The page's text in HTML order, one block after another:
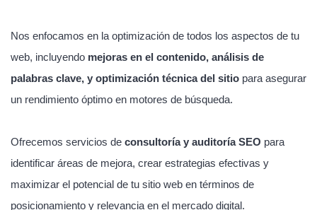
Nos enfocamos en la optimización de todos los aspectos de tu
web, incluyendo mejoras en el contenido, análisis de
palabras clave, y optimización técnica del sitio para asegurar
un rendimiento óptimo en motores de búsqueda.
Ofrecemos servicios de consultoría y auditoría SEO para
identificar áreas de mejora, crear estrategias efectivas y
maximizar el potencial de tu sitio web en términos de
posicionamiento y relevancia en el mercado digital.